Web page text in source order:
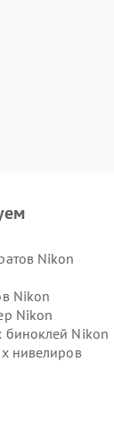
Nikon
Nikon
Nikon
Nikon
нивелиров